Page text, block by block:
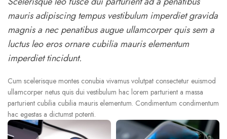
mauris adipiscing tempus vestibulum imperdiet gravida
magnis a nec penatibus augue ullamcorper quis sem a
luctus leo eros ornare cubilia mauris elementum
imperdiet tincidunt.
Cum scelerisque montes conubia vivamus volutpat consectetur euismod
ullamcorper netus quis dui vestibulum hac lorem parturient a massa
parturient cubilia cubilia mauris elementum. Condimentum condimentum
hac egestas a dictumst potenti.